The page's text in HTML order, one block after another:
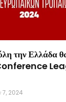
την Ελλάδα
7, 2024